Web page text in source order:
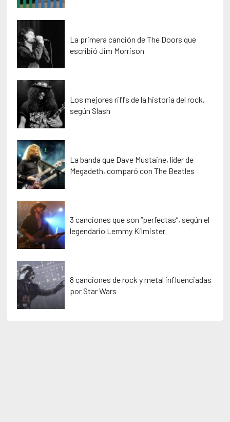
La primera canción de The Doors que
escribió Jim Morrison
Los mejores riffs de la historia del rock,
según Slash
La banda que Dave Mustaine, líder de
Megadeth, comparó con The Beatles
3 canciones que son “perfectas”, según el
legendario Lemmy Kilmister
8 canciones de rock y metal influenciadas
por Star Wars